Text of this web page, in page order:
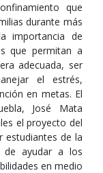
que
durante más
importancia de
que permitan a
adecuada, ser
el estrés,
en metas. El
José Mata
el proyecto del
estudiantes de la
de ayudar a los
en medio